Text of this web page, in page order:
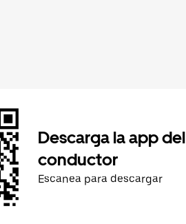
Descarga la app del
conductor
Escanea para descargar